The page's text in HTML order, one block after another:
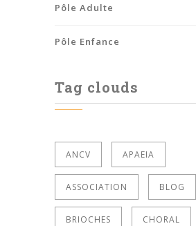
Pôle Adulte
Pôle Enfance
Tag clouds
ANCV APAEIA
ASSOCIATION BLOG
BRIOCHES CHORAL